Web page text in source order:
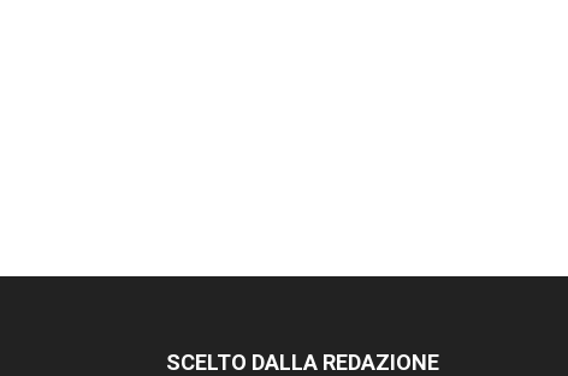
SCELTO DALLA REDAZIONE